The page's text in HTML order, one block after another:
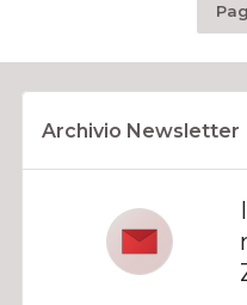
Archivio Newsletter